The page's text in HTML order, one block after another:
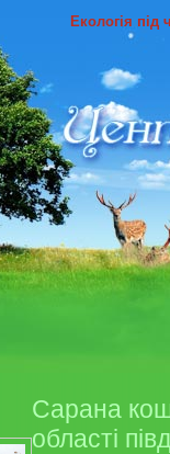
Екологія під
Сарана
області